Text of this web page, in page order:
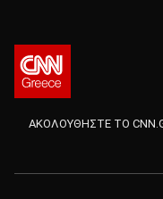
ΑΚΟΛΟΥΘΗΣΤΕ ΤΟ